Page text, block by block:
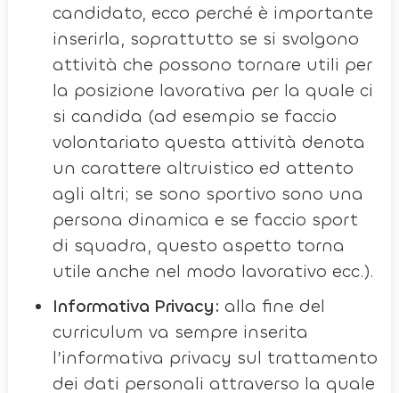
candidato, ecco perché è importante
inserirla, soprattutto se si svolgono
attività che possono tornare utili per
la posizione lavorativa per la quale ci
si candida (ad esempio se faccio
volontariato questa attività denota
un carattere altruistico ed attento
agli altri; se sono sportivo sono una
persona dinamica e se faccio sport
di squadra, questo aspetto torna
utile anche nel modo lavorativo ecc.).
Informativa Privacy: alla fine del
curriculum va sempre inserita
l’informativa privacy sul trattamento
dei dati personali attraverso la quale